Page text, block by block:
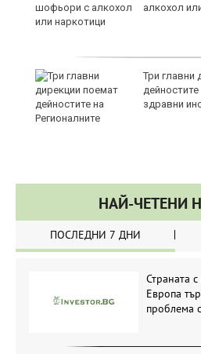
m2 Бургас,
продава,
m2 Бургас,
НАЙ-ЧЕТЕНИ
ПОСЛЕДНИ 7 ДНИ
Страната
Европа
проблема